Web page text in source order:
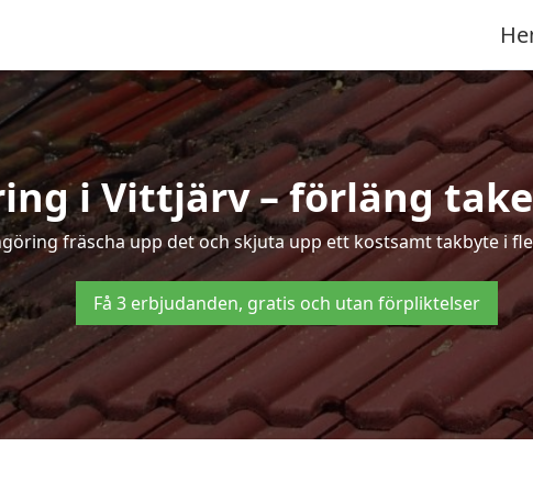
i Vittjärv – förläng
fräscha upp det och skjuta upp ett kostsamt takbyte i
Få 3 erbjudanden, gratis och utan förpliktelser